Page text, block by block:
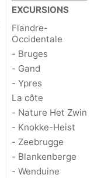
EXCURSIONS
Flandre-
Occidentale
- Bruges
- Gand
- Ypres
La côte
- Nature Het Zwin
- Knokke-Heist
- Zeebrugge
- Blankenberge
- Wenduine